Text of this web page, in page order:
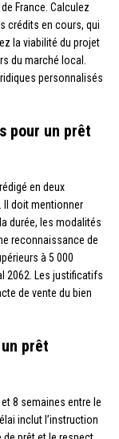
France. Calculez
crédits en cours, qui
la viabilité du projet
du marché local.
personnalisés
pour un prêt
en deux
Il doit mentionner
durée, les modalités
reconnaissance de
à 5 000
2062. Les justificatifs
de vente du bien
prêt
8 semaines entre le
inclut l’instruction